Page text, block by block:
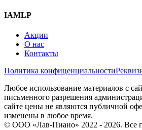
IAMLP
Акции
О нас
Контакты
Политика конфиценциальности
Любое использование материалов с
письменного разрешения
сайте цены не являются публичной
изменены в любое время.
© ООО «Лав-Пиано» 2022 - 2026. Все